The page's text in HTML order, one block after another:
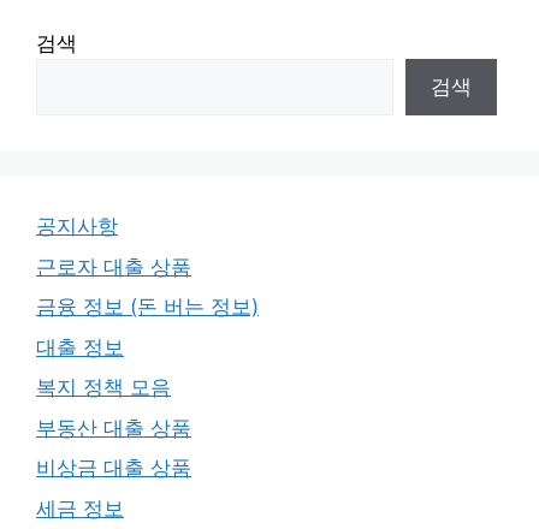
검색
검색
공지사항
근로자 대출 상품
금융 정보 (돈 버는 정보)
대출 정보
복지 정책 모음
부동산 대출 상품
비상금 대출 상품
세금 정보